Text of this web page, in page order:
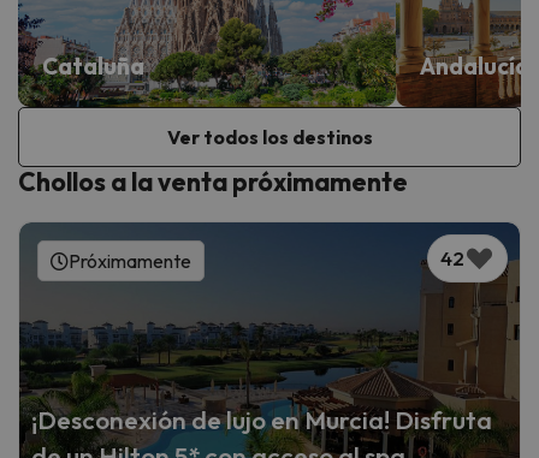
Cataluña Andalucía
Ver todos los destinos
Chollos a la venta próximamente
42
Próximamente
¡Desconexión de lujo en Murcia! Disfruta